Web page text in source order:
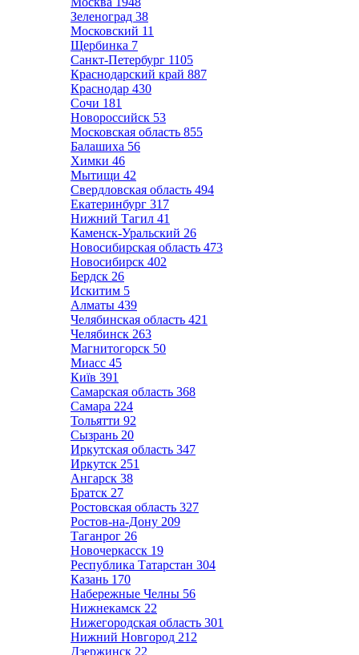
Зеленоград 38
Московский 11
Щербинка 7
Санкт-Петербург 1105
Краснодарский край 887
Краснодар 430
Сочи 181
Новороссийск 53
Московская область 855
Балашиха 56
Химки 46
Мытищи 42
Свердловская область 494
Екатеринбург 317
Нижний Тагил 41
Каменск-Уральский 26
Новосибирская область 473
Новосибирск 402
Бердск 26
Искитим 5
Алматы 439
Челябинская область 421
Челябинск 263
Магнитогорск 50
Миасс 45
Київ 391
Самарская область 368
Самара 224
Тольятти 92
Сызрань 20
Иркутская область 347
Иркутск 251
Ангарск 38
Братск 27
Ростовская область 327
Ростов-на-Дону 209
Таганрог 26
Новочеркасск 19
Республика Татарстан 304
Казань 170
Набережные Челны 56
Нижнекамск 22
Нижегородская область 301
Нижний Новгород 212
Дзержинск 22